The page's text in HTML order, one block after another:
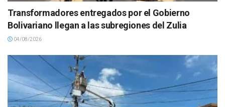
Transformadores entregados por el Gobierno
Bolivariano llegan a las subregiones del Zulia
04/08/2026